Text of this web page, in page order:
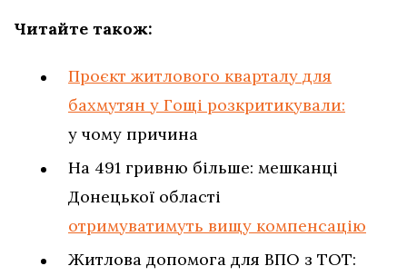
Читайте також:
Проєкт житлового кварталу для
бахмутян у Гощі розкритикували:
у чому причина
На 491 гривню більше: мешканці
Донецької області
отримуватимуть вищу компенсацію
Житлова допомога для ВПО з ТОТ: